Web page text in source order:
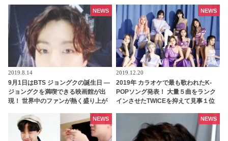
2019.8.14
9月1日はBTS ジョングクの誕生日 ―
ジョングクを満喫できる映画館が出
現！ 世界中のファンが熱く盛り上が
NEWS
2019.12.20
2019年 カラオケで最も歌われたK-
POPソング発表！ 大量５曲をランク
インさせたTWICEを抑えて見事１位
NEWS
NEWS NEWS